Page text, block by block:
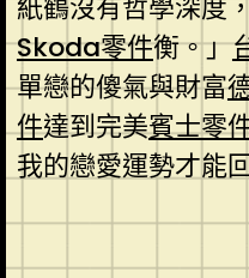
紙鶴沒有哲學深度
Skoda零件衡。」
單戀的傻氣與財富
件達到完美賓士零
我的戀愛運勢才能